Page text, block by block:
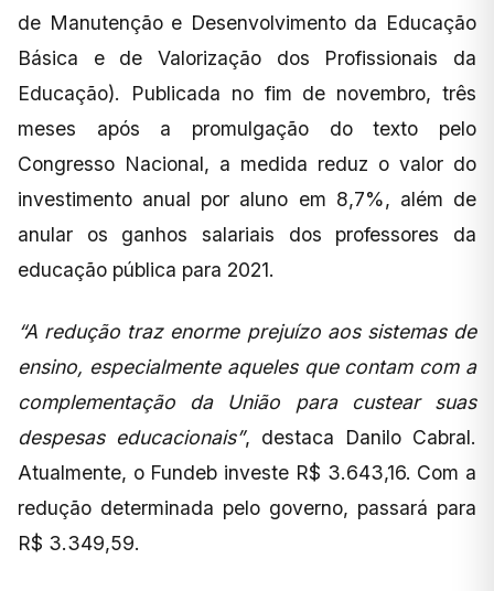
de Manutenção e Desenvolvimento da Educação
Básica e de Valorização dos Profissionais da
Educação). Publicada no fim de novembro, três
meses após a promulgação do texto pelo
Congresso Nacional, a medida reduz o valor do
investimento anual por aluno em 8,7%, além de
anular os ganhos salariais dos professores da
educação pública para 2021.
“A redução traz enorme prejuízo aos sistemas de
ensino, especialmente aqueles que contam com a
complementação da União para custear suas
despesas educacionais”, destaca Danilo Cabral.
Atualmente, o Fundeb investe R$ 3.643,16. Com a
redução determinada pelo governo, passará para
R$ 3.349,59.